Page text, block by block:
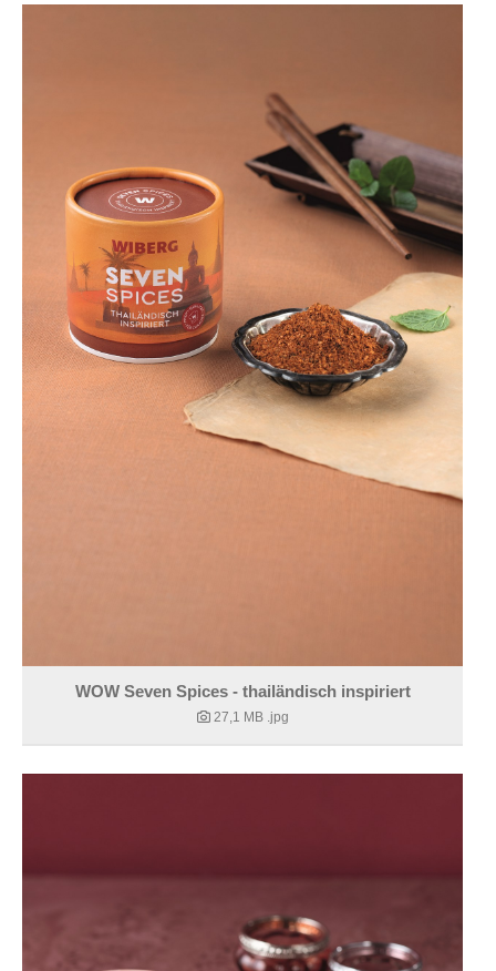
WOW Seven Spices - thailändisch inspiriert
27,1 MB .jpg